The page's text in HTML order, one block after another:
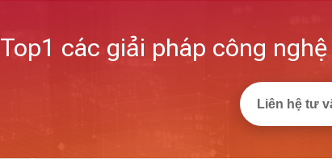
Top1 các giải pháp công
Liên hệ tư